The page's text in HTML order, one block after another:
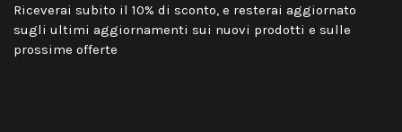
Riceverai subito il 10% di sconto, e resterai aggiornato
sugli ultimi aggiornamenti sui nuovi prodotti e sulle
prossime offerte